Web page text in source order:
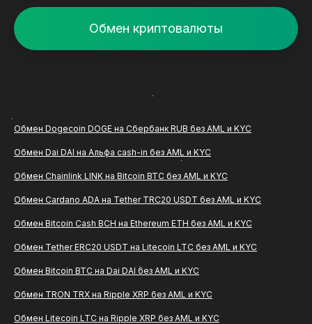
Обмен криптовалюты
Обмен Dogecoin DOGE на Сбербанк RUB без AML и KYC
Обмен Dai DAI на Альфа cash-in без AML и KYC
Обмен Chainlink LINK на Bitcoin BTC без AML и KYC
Обмен Cardano ADA на Tether TRC20 USDT без AML и KYC
Обмен Bitcoin Cash BCH на Ethereum ETH без AML и KYC
Обмен Tether ERC20 USDT на Litecoin LTC без AML и KYC
Обмен Bitcoin BTC на Dai DAI без AML и KYC
Обмен TRON TRX на Ripple XRP без AML и KYC
Обмен Litecoin LTC на Ripple XRP без AML и KYC